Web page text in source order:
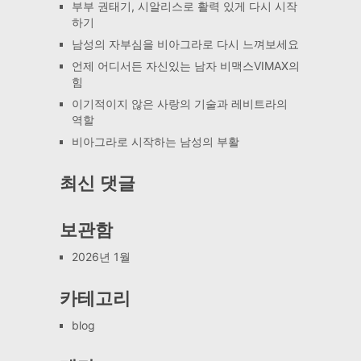
부부 권태기, 시알리스로 활력 있게 다시 시작
하기
남성의 자부심을 비아그라로 다시 느껴보세요
언제 어디서든 자신있는 남자 비맥스VIMAX의
힘
이기적이지 않은 사랑의 기술과 레비트라의
역할
비아그라로 시작하는 남성의 부활
최신 댓글
보관함
2026년 1월
카테고리
blog